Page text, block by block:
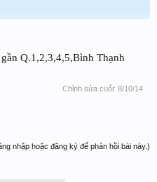
Q.1,2,3,4,5,Bình Thạnh
Chỉnh sửa cuối: 8/10/14
nhập hoặc đăng ký để phản hồi bài này.)